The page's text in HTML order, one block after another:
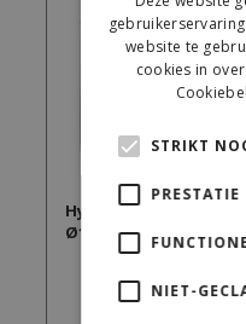
Hydroblob met buis
Ø100mm BD340
website te
cookies in
STRIKT
PRESTATIE
NIET-